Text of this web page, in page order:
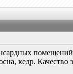
кедр. Качество